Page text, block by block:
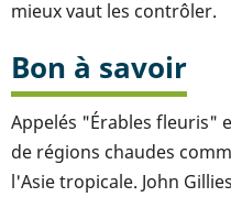
mieux vaut les contrôler.
Bon à savoir
Appelés "Érables fleuris"
de régions chaudes
l'Asie tropicale. John